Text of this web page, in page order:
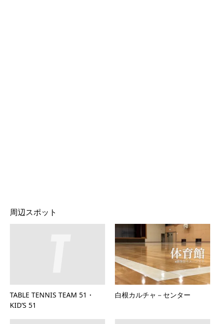
周辺スポット
TABLE TENNIS TEAM 51・
KID’S 51
白根カルチャ－センター